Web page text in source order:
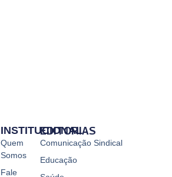
EDITORIAS
Comunicação Sindical
Educação
INSTITUCIONAL
Quem
Somos
Fale